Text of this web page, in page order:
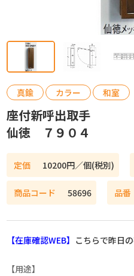
真鍮 カラー 和室
座付新呼出取手
仙徳 ７９０４
定価 10200円／個(税別)
商品コード 58696 品番
【在庫確認WEB】 こちらで昨日
【用途】